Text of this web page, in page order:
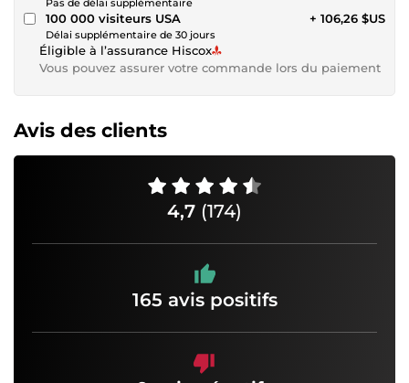
Pas de délai supplémentaire
100 000 visiteurs USA
Délai supplémentaire de 30 jours
+ 106,26 $US
Éligible à l’assurance Hiscox
Vous pouvez assurer votre commande lors du paiement
Avis des clients
4,7 (174)
165 avis positifs